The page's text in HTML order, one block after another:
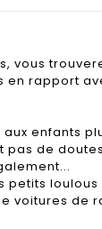
vous
en rapport
enfants
pas de
petits
voitures de